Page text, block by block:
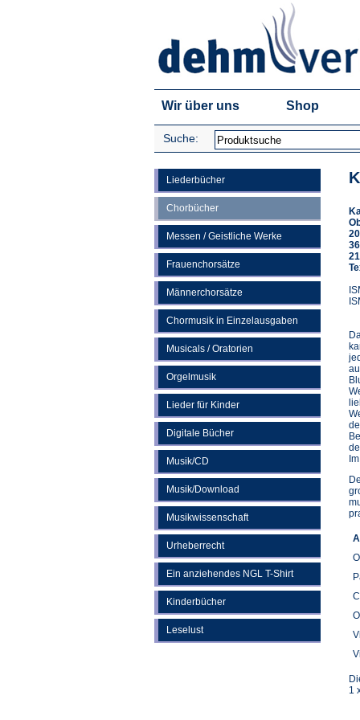
Wir über uns Shop
Suche:
Liederbücher
Chorbücher
Messen / Geistliche Werke
Frauenchorsätze
Männerchorsätze
Chormusik in Einzelausgaben
Musicals / Oratorien
Orgelmusik
Lieder für Kinder
Digitale Bücher
Musik/CD
Musik/Download
Musikwissenschaft
Urheberrecht
Ein anziehendes NGL T-Shirt
Kinderbücher
Leselust
1